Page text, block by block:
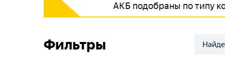
АКБ подобраны по типу
Фильтры